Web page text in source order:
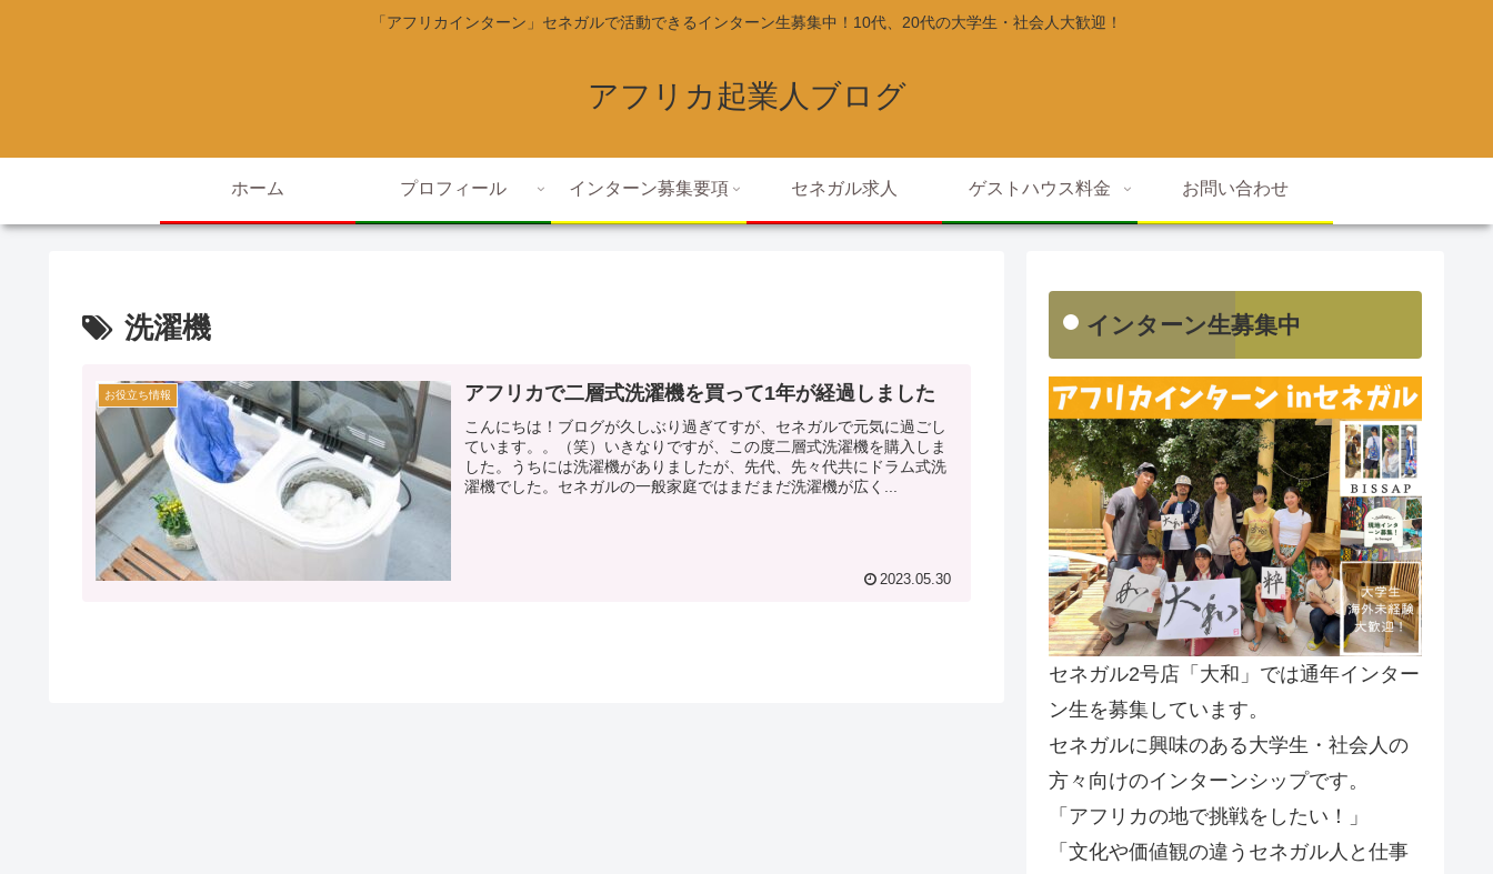
「アフリカインターン」セネガルで活動できるインターン生募集中！10代、20代の大学生・社会人大歓迎！
アフリカ起業人ブログ
ホーム プロフィール インターン募集要項 セネガル求人 ゲストハウス料金 お問い合わせ
洗濯機
お役立ち情報 アフリカで二層式洗濯機を買って1年が経過しました
こんにちは！ブログが久しぶり過ぎてすが、セネガルで元気に過ごし
ています。。（笑）いきなりですが、この度二層式洗濯機を購入しま
した。うちには洗濯機がありましたが、先代、先々代共にドラム式洗
濯機でした。セネガルの一般家庭ではまだまだ洗濯機が広く...
2023.05.30
インターン生募集中
セネガル2号店「大和」では通年インター
ン生を募集しています。
セネガルに興味のある大学生・社会人の
方々向けのインターンシップです。
「アフリカの地で挑戦をしたい！」
「文化や価値観の違うセネガル人と仕事